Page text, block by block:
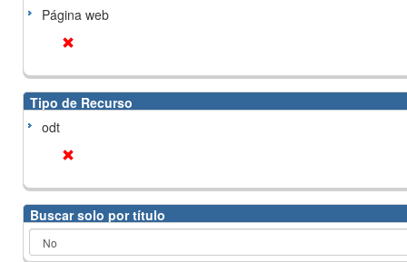
Página web
Tipo de Recurso
odt
Buscar solo por título